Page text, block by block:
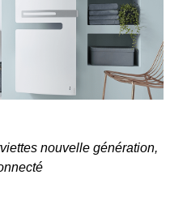
nouvelle génération,